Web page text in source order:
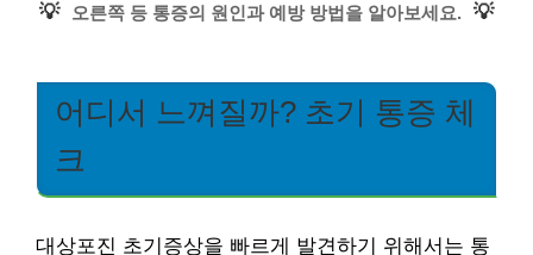
💡 오른쪽 등 통증의 원인과 예방 방법을 알아보세요. 💡
어디서 느껴질까? 초기 통증 체
크
대상포진 초기증상을 빠르게 발견하기 위해서는 통